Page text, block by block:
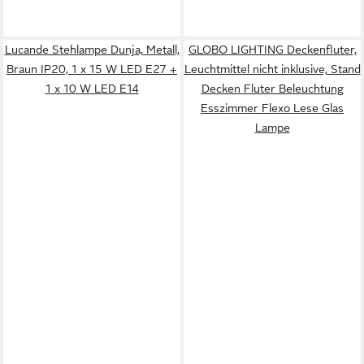
Lucande Stehlampe Dunja, Metall,
Braun IP20, 1 x 15 W LED E27 +
1 x 10 W LED E14
GLOBO LIGHTING Deckenfluter,
Leuchtmittel nicht inklusive, Stand
Decken Fluter Beleuchtung
Esszimmer Flexo Lese Glas
Lampe